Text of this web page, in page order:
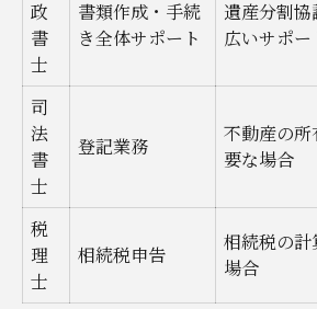
政
書
士
書類作成・手続
き全体サポート
遺産分割
広いサポ
司
法
書
士
登記業務
不動産の
要な場合
税
理
士
相続税申告
相続税の計
場合